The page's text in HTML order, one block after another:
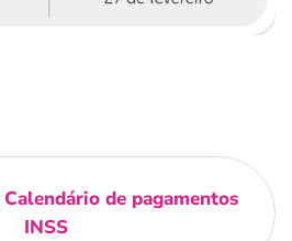
Calendário de pagamentos
INSS